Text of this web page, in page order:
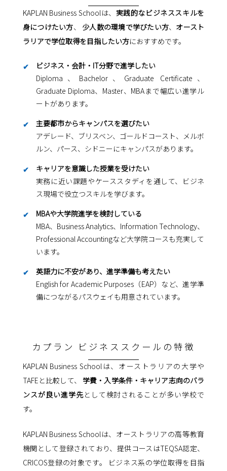
KAPLAN Business Schoolは、 実践的なビジネススキルを
身につけたい方、 少人数の環境で学びたい方、 オースト
ラリアで学位取得を目指したい方におすすめです。
ビジネス・会計・IT分野で進学したい
Diploma、Bachelor、Graduate Certificate、
Graduate Diploma、Master、MBAまで幅広い進学ル
ートがあります。
主要都市からキャンパスを選びたい
アデレード、ブリスベン、ゴールドコースト、メルボ
ルン、パース、シドニーにキャンパスがあります。
キャリアを意識した授業を受けたい
実務に近い課題やケーススタディを通して、ビジネ
ス現場で役立つスキルを学びます。
MBAや大学院進学を検討している
MBA、Business Analytics、Information Technology、
Professional Accountingなど大学院コースも充実して
います。
英語力に不安があり、進学準備も考えたい
English for Academic Purposes（EAP）など、進学準
備につながるパスウェイも用意されています。
カプラン ビジネススクールの特徴
KAPLAN Business Schoolは、オーストラリアの大学や
TAFEと比較して、 学費・入学条件・キャリア志向のバラ
ンスが良い進学先として検討されることが多い学校で
す。
KAPLAN Business Schoolは、オーストラリアの高等教育
機関として登録されており、提供コースはTEQSA認定、
CRICOS登録の対象です。 ビジネス系の学位取得を目指